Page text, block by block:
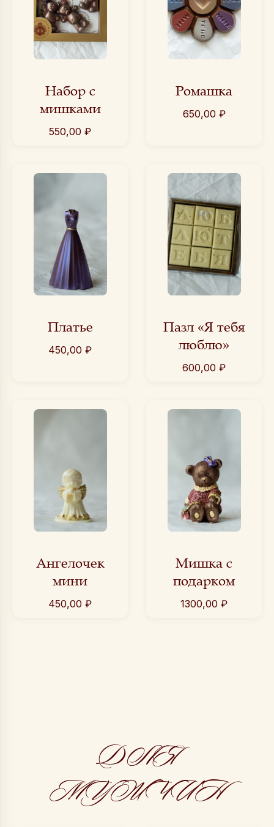
Набор с
мишками
550,00 ₽
Ромашка
650,00 ₽
Платье
450,00 ₽
Пазл «Я тебя
люблю»
600,00 ₽
Ангелочек
мини
450,00 ₽
Мишка с
подарком
1300,00 ₽
ДЛЯ
МУЖЧИН